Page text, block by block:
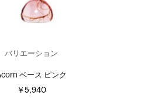
バリエーション
ベース ピンク
￥5,940